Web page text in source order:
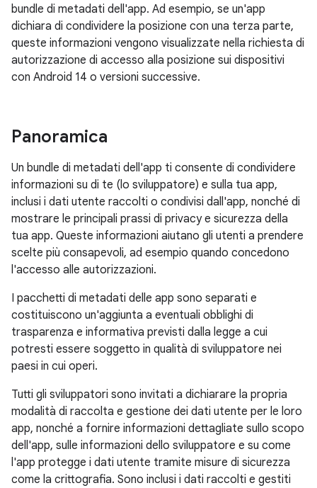
bundle di metadati dell'app. Ad esempio, se un'app
dichiara di condividere la posizione con una terza parte,
queste informazioni vengono visualizzate nella richiesta di
autorizzazione di accesso alla posizione sui dispositivi
con Android 14 o versioni successive.
Panoramica
Un bundle di metadati dell'app ti consente di condividere
informazioni su di te (lo sviluppatore) e sulla tua app,
inclusi i dati utente raccolti o condivisi dall'app, nonché di
mostrare le principali prassi di privacy e sicurezza della
tua app. Queste informazioni aiutano gli utenti a prendere
scelte più consapevoli, ad esempio quando concedono
l'accesso alle autorizzazioni.
I pacchetti di metadati delle app sono separati e
costituiscono un'aggiunta a eventuali obblighi di
trasparenza e informativa previsti dalla legge a cui
potresti essere soggetto in qualità di sviluppatore nei
paesi in cui operi.
Tutti gli sviluppatori sono invitati a dichiarare la propria
modalità di raccolta e gestione dei dati utente per le loro
app, nonché a fornire informazioni dettagliate sullo scopo
dell'app, sulle informazioni dello sviluppatore e su come
l'app protegge i dati utente tramite misure di sicurezza
come la crittografia. Sono inclusi i dati raccolti e gestiti